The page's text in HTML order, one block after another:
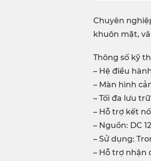
Chuyên
khuôn mặt,
Thông số kỹ
– Hệ điều
– Màn hình
– Tối đa lưu
– Hỗ trợ kết
– Nguồn: DC
– Sử dụng:
– Hỗ trợ nhận